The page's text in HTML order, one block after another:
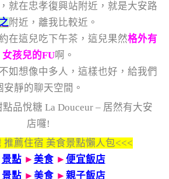
就在忠孝復興站附近，就是大安路
附近，離我比較近。
在這兒吃下午茶，這兒果然格外有
女孩兒的FU啊。
如想像中多人，這樣也好，給我們
安靜的聊天空間。
推薦住宿 美食景點懶人包<<<
景點 ► 美食► 便宜飯店
景點 ► 美食► 親子飯店